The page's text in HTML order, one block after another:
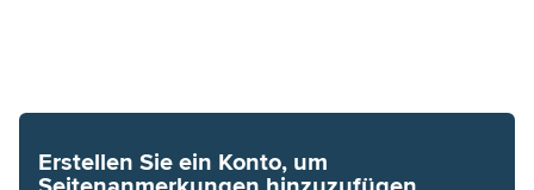
Erstellen Sie ein Konto, um